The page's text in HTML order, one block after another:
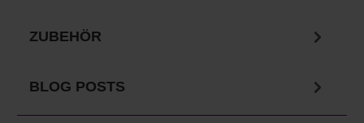
ZUBEHÖR
BLOG POSTS